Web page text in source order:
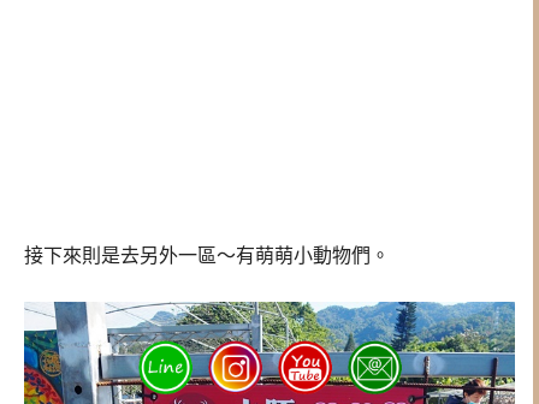
接下來則是去另外一區～有萌萌小動物們。